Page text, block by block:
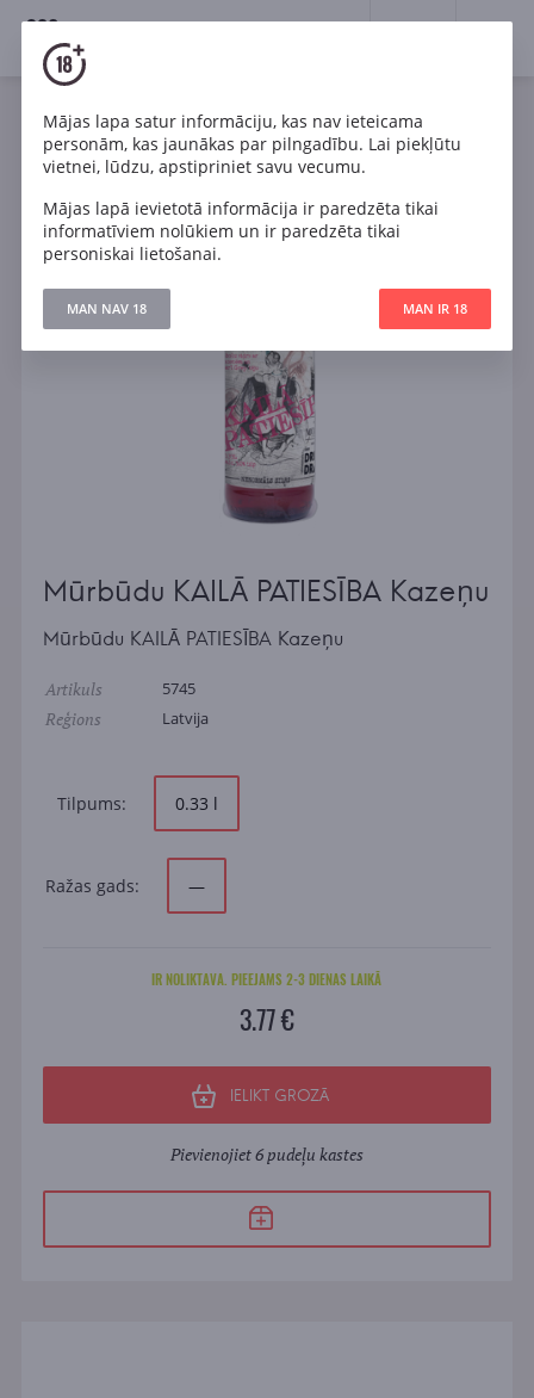
18+
Mūrbūdu KAILĀ PATIESĪBA Kazeņu
Mūrbūdu KAILĀ PATIESĪBA Kazeņu
Artikuls 5745
Reģions Latvija
Tilpums: 0.33 l
Ražas gads: —
IR NOLIKTAVA. PIEEJAMS 2-3 DIENAS LAIKĀ
3.77 €
IELIKT GROZĀ
Pievienojiet 6 pudeļu kastes
Mājas lapa satur informāciju, kas nav ieteicama
personām, kas jaunākas par pilngadību. Lai piekļūtu
vietnei, lūdzu, apstipriniet savu vecumu.
Mājas lapā ievietotā informācija ir paredzēta tikai
informatīviem nolūkiem un ir paredzēta tikai
personiskai lietošanai.
MAN NAV 18 MAN IR 18